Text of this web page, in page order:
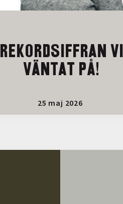
REKORDSIFFRAN VI
VÄNTAT PÅ!
25 maj 2026